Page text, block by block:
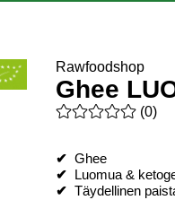
Rawfoodshop
Ghee
Keskiarvoluokitus
(0)
✔ Ghee
✔ Luomua &
✔ Täydellinen